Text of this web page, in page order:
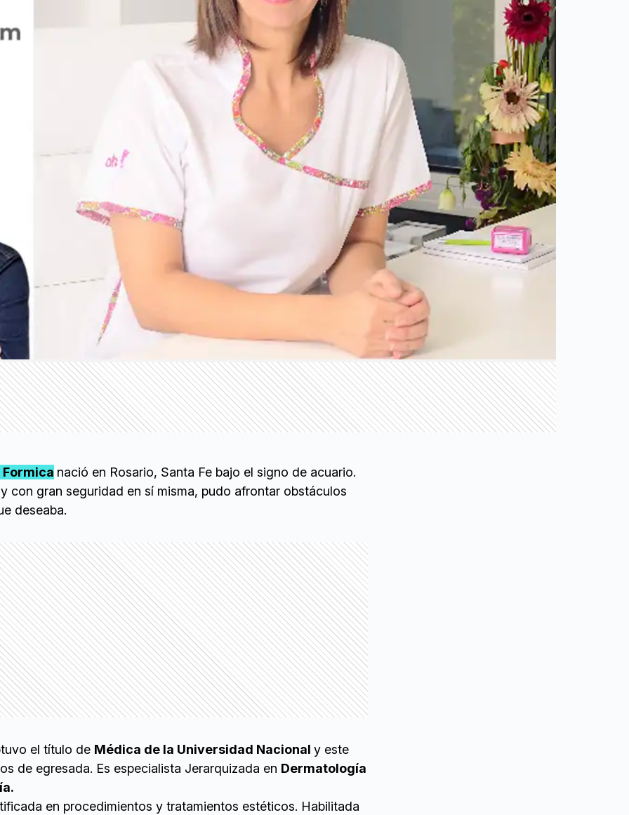
Formica nació en Rosario, Santa Fe bajo el signo de acuario.
con gran seguridad en sí misma, pudo afrontar obstáculos
deseaba.
el título de Médica de la Universidad Nacional y este
de egresada. Es especialista Jerarquizada en Dermatología
en procedimientos y tratamientos estéticos. Habilitada